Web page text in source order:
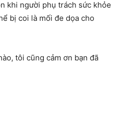
khi người phụ trách sức khỏe
bị coi là mối đe dọa cho
tôi cũng cảm ơn bạn đã